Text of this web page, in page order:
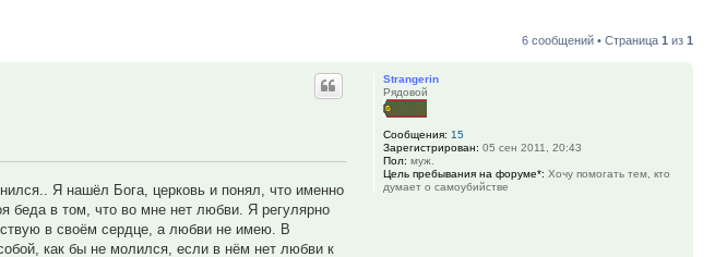
6 сообщений • Страница 1 из 1
Strangerin
Рядовой
Сообщения: 15
Зарегистрирован: 05 сен 2011, 20:43
Пол: муж.
Цель пребывания на форуме*: Хочу помогать тем, кто
думает о самоубийстве
Я нашёл Бога, церковь и понял, что именно
беда в том, что во мне нет любви. Я регулярно
в своём сердце, а любви не имею. В
как бы не молился, если в нём нет любви к